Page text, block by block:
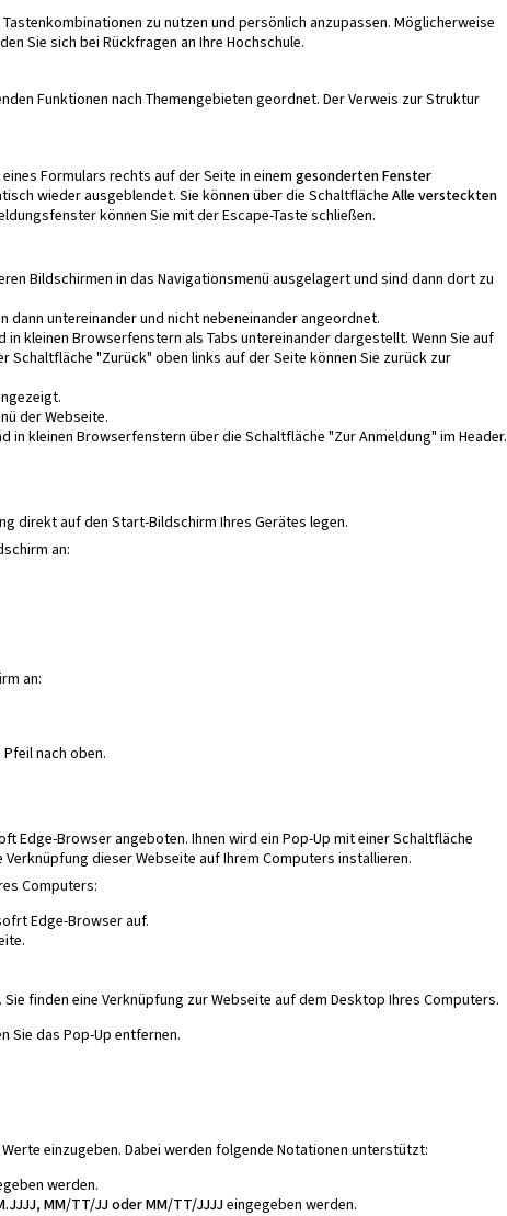
zu nutzen und persönlich anzupassen. Möglicherweise
Sie sich bei Rückfragen an Ihre Hochschule.
Funktionen nach Themengebieten geordnet. Der Verweis zurStruktur
Formulars rechts auf der Seite in einem gesonderten Fenster
wieder ausgeblendet. Sie können über die Schaltfläche Alle versteckten
können Sie mit der Escape-Taste schließen.
Bildschirmen in das Navigationsmenü ausgelagert und sind dann dort zu
dann untereinander und nicht nebeneinander angeordnet.
kleinen Browserfenstern als Tabs untereinander dargestellt. Wenn Sie auf
Schaltfläche "Zurück" oben links auf der Seite können Sie zurück zur
der Webseite.
in kleinen Browserfenstern über die Schaltfläche "Zur Anmeldung" im Header.
direkt auf den Start-Bildschirm Ihres Gerätes legen.
an:
an:
nach oben.
Edge-Browser angeboten. Ihnen wird ein Pop-Up mit einer Schaltfläche
dieser Webseite auf Ihrem Computers installieren.
Computers:
Edge-Browser auf.
finden eine Verknüpfung zur Webseite auf dem Desktop Ihres Computers.
Sie das Pop-Up entfernen.
einzugeben. Dabei werden folgende Notationen unterstützt:
werden.
MM/TT/JJ oder MM/TT/JJJJeingegeben werden.